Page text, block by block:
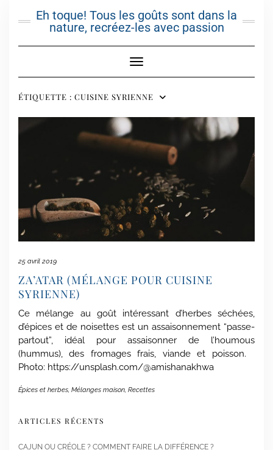
Eh toque! Tous les goûts sont dans la
nature, recréez-les avec passion
Toggle Navigation
ÉTIQUETTE : CUISINE SYRIENNE
25 avril 2019
ZA’ATAR (MÉLANGE POUR CUISINE
SYRIENNE)
Ce mélange au goût intéressant d’herbes séchées,
d’épices et de noisettes est un assaisonnement “passe-
partout”, idéal pour assaisonner de l’houmous
(hummus), des fromages frais, viande et poisson.
Photo: https://unsplash.com/@amishanakhwa
Épices et herbes, Mélanges maison, Recettes
ARTICLES RÉCENTS
CAJUN OU CRÉOLE ? COMMENT FAIRE LA DIFFÉRENCE ?